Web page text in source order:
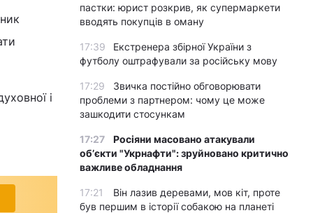
і
пастки: юрист розкрив, як супермаркети
вводять покупців в оману
17:39
Екстренера збірної України з
футболу оштрафували за російську мову
17:29
Звичка постійно обговорювати
проблеми з партнером: чому це може
зашкодити стосункам
17:27
Росіяни масовано атакували
обʼєкти "Укрнафти": зруйновано критично
важливе обладнання
17:21
Він лазив деревами, мов кіт, проте
був першим в історії собакою на планеті